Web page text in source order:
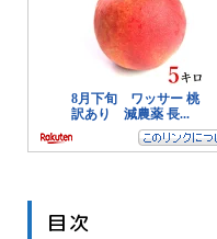
ペット
リサイクル
オフィス用品
ガーデニング
写真・プリント
目次